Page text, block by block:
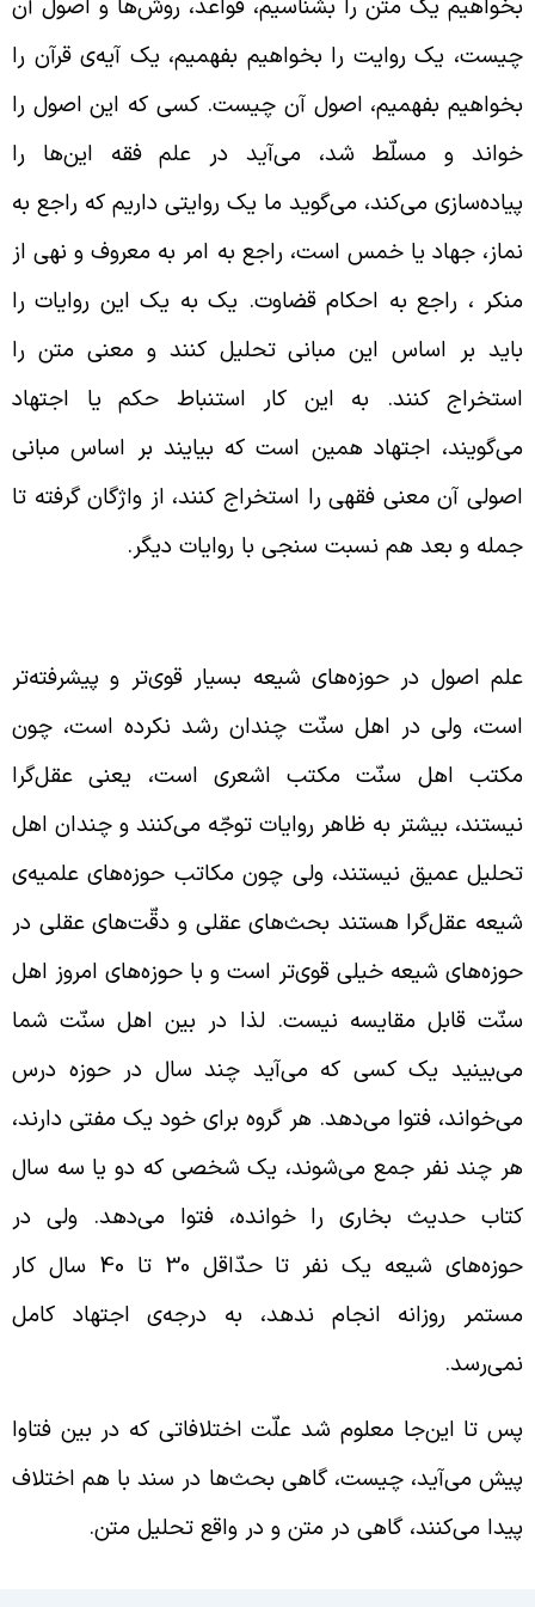
یک متن را بشناسیم، قواعد، روش‌ها و اصول آن
یک روایت را بخواهیم بفهمیم، یک آیه‌ی قرآن را
بفهمیم، اصول آن چیست. کسی که این اصول را
و مسلّط شد، می‌آید در علم فقه این‌ها را
می‌کند، می‌گوید ما یک روایتی داریم که راجع به
جهاد یا خمس است، راجع به امر به معروف و نهی از
، راجع به احکام قضاوت. یک به یک این روایات را
بر اساس این مبانی تحلیل کنند و معنی متن را
کنند. به این کار استنباط حکم یا اجتهاد
اجتهاد همین است که بیایند بر اساس مبانی
آن معنی فقهی را استخراج کنند، از واژگان گرفته تا
و بعد هم نسبت سنجی با روایات دیگر.
اصول در حوزه‌های شیعه بسیار قوی‌تر و پیشرفته‌تر
ولی در اهل سنّت چندان رشد نکرده است، چون
اهل سنّت مکتب اشعری است، یعنی عقل‌گرا
بیشتر به ظاهر روایات توجّه می‌کنند و چندان اهل
عمیق نیستند، ولی چون مکاتب حوزه‌های علمیه‌ی
عقل‌گرا هستند بحث‌های عقلی و دقّت‌های عقلی در
شیعه خیلی قوی‌تر است و با حوزه‌های امروز اهل
قابل مقایسه نیست. لذا در بین اهل سنّت شما
یک کسی که می‌آید چند سال در حوزه درس
فتوا می‌دهد. هر گروه برای خود یک مفتی دارند،
چند نفر جمع می‌شوند، یک شخصی که دو یا سه سال
حدیث بخاری را خوانده، فتوا می‌دهد. ولی در
حوزه‌های شیعه یک نفر تا حدّاقل 30 تا 40 سال کار
روزانه انجام ندهد، به درجه‌ی اجتهاد کامل
تا این‌جا معلوم شد علّت اختلافاتی که در بین فتاوا
می‌آید، چیست، گاهی بحث‌ها در سند با هم اختلاف
می‌کنند، گاهی در متن و در واقع تحلیل متن.